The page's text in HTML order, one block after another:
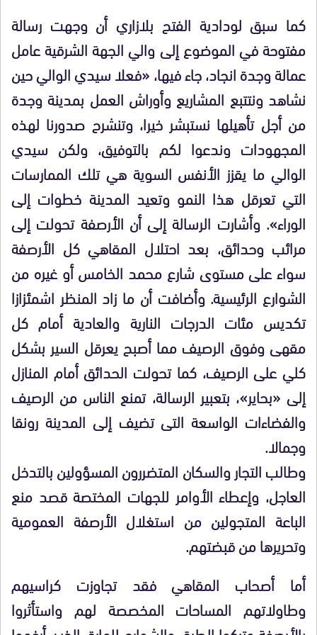
كما سبق لودادية الفتح بلازاري أن وجهت رسالة
مفتوحة في الموضوع إلى والي الجهة الشرقية عامل
عمالة وجدة انجاد، جاء فيها، «فعلا سيدي الوالي حين
نشاهد ونتتبع المشاريع وأوراش العمل بمدينة وجدة
من أجل تأهيلها نستبشر خيرا، وتنشرح صدورنا لهذه
المجهودات وندعوا لكم بالتوفيق، ولكن سيدي
الوالي ما يقزز الأنفس السوية هي تلك الممارسات
التي تعرقل هذا النمو وتعيد المدينة خطوات إلى
الوراء». وأشارت الرسالة إلى أن الأرصفة تحولت إلى
مرائب وحدائق، بعد احتلال المقاهي كل الأرصفة
سواء على مستوى شارع محمد الخامس أو غيره من
الشوارع الرئيسية. وأضافت أن ما زاد المنظر اشمئزازا
تكديس مئات الدرجات النارية والعادية أمام كل
مقهى وفوق الرصيف مما أصبح يعرقل السير بشكل
كلي على الرصيف، كما تحولت الحدائق أمام المنازل
إلى «بحاير»، بتعبير الرسالة، تمنع الناس من الرصيف
والفضاءات الواسعة التى تضيف إلى المدينة رونقا
وجمالا.
وطالب التجار والسكان المتضررون المسؤولين بالتدخل
العاجل، وإعطاء الأوامر للجهات المختصة قصد منع
الباعة المتجولين من استغلال الأرصفة العمومية
وتحريرها من قبضتهم.
أما أصحاب المقاهي فقد تجاوزت كراسيهم
وطاولاتهم المساحات المخصصة لهم واستأثروا